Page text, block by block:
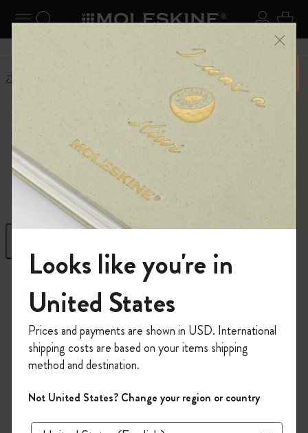
ナビゲーションの切替 ログ
検索 (キーワードなど) カ
6,500円以上のご購入で送料無料 メニ
ーを閉じる
ホーム
ギフト
クリエイティブな発想を高めるギフト
296 プロダクツ
モレスキンの世界へようこそ
「WELCOME10」を入力すると、初回注
文が10%オフ＋送料無料になります。セ
ール・アウトレット品は適用外。
Moleskineアカウントを作成して限定オフ
ァーや会員特典、さらに多くのインスピ
レーションを手に入れましょう。
Looks like you're in
United States
Prices and payments are shown in USD. International
shipping costs are based on your items shipping
method and destination.
Not United States? Change your region or country